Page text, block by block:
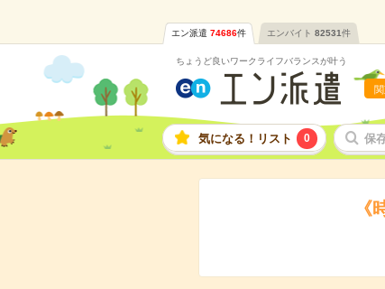
エン派遣 74686件 エンバイト 82531件
ちょうど良いワークライフバランスが叶う
気になる！リスト 0 保